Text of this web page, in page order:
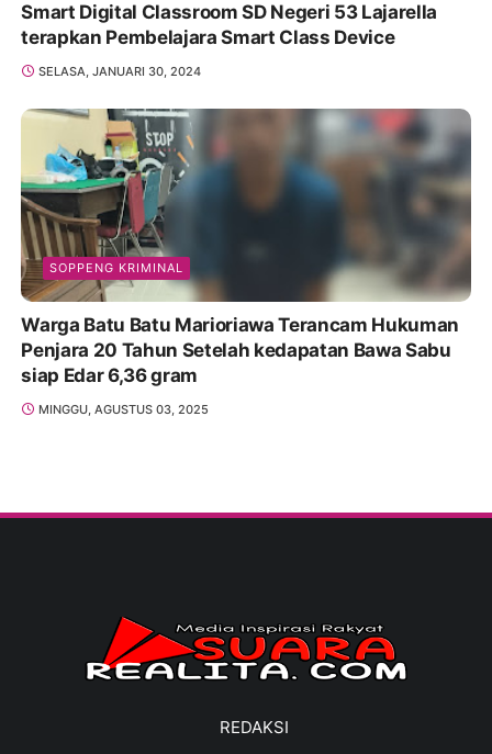
Smart Digital Classroom SD Negeri 53 Lajarella
terapkan Pembelajara Smart Class Device
SELASA, JANUARI 30, 2024
SOPPENG KRIMINAL
Warga Batu Batu Marioriawa Terancam Hukuman
Penjara 20 Tahun Setelah kedapatan Bawa Sabu
siap Edar 6,36 gram
MINGGU, AGUSTUS 03, 2025
REDAKSI